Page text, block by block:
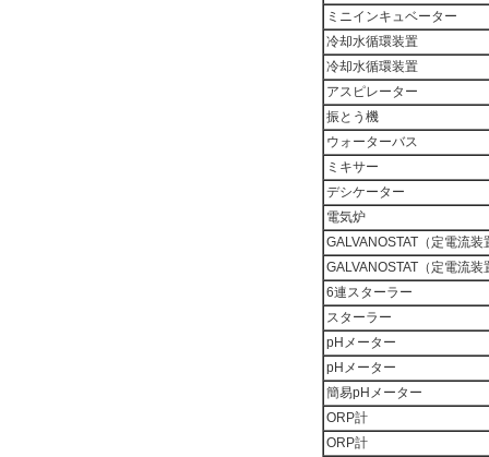
ミニインキュベーター
冷却水循環装置
冷却水循環装置
アスピレーター
振とう機
ウォーターバス
ミキサー
デシケーター
電気炉
GALVANOSTAT（定電流装
GALVANOSTAT（定電流装
6連スターラー
スターラー
pHメーター
pHメーター
簡易pHメーター
ORP計
ORP計